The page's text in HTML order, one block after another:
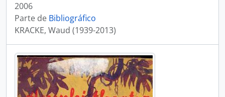
2006
Parte de Bibliográfico
KRACKE, Waud (1939-2013)